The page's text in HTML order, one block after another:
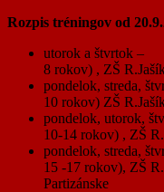
Rozpis tréningov od
utorok a štvrtok
8 rokov) , ZŠ
pondelok, streda,
10 rokov) ZŠ
pondelok, utorok,
10-14 rokov) , ZŠ
pondelok, streda,
15 -17 rokov), ZŠ
Partizánske